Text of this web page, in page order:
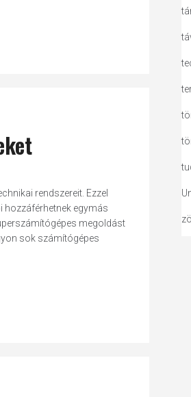
rendszereit. Ezzel
hozzáférhetnek egymás
megoldást
sok számítógépes